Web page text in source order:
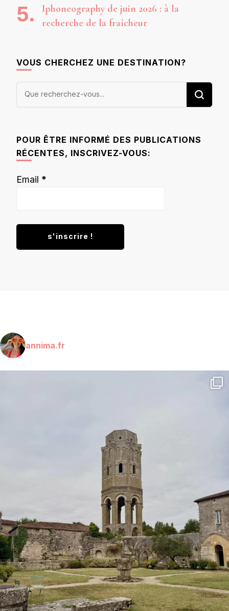
Iphoneography de juin 2026 : à la
recherche de la fraîcheur
VOUS CHERCHEZ UNE DESTINATION?
Vous
POUR ÊTRE INFORMÉ DES PUBLICATIONS
RÉCENTES, INSCRIVEZ-VOUS:
Email *
annima.fr